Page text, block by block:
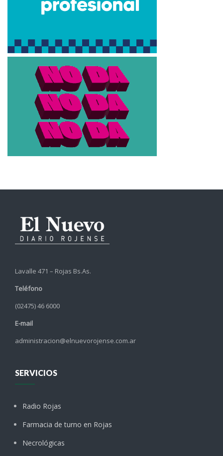
Lavalle 471 – Rojas Bs.As.
Teléfono
(02475) 46 6000
E-mail
administracion@elnuevorojense.com.ar
SERVICIOS
Radio Rojas
Farmacia de turno en Rojas
Necrológicas